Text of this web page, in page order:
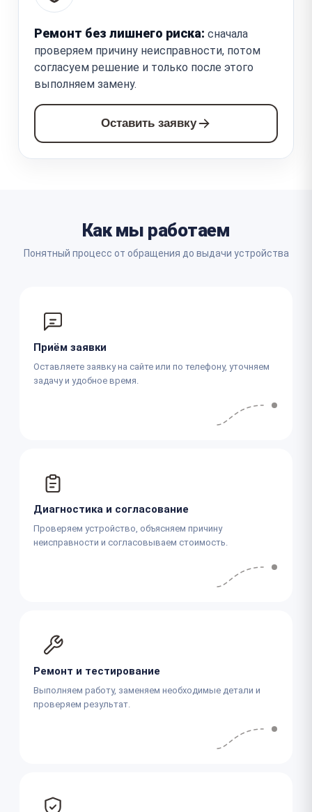
Ремонт без лишнего риска: сначала
проверяем причину неисправности, потом
согласуем решение и только после этого
выполняем замену.
Оставить заявку
Как мы работаем
Понятный процесс от обращения до выдачи устройства
Приём заявки
Оставляете заявку на сайте или по телефону, уточняем
задачу и удобное время.
Диагностика и согласование
Проверяем устройство, объясняем причину
неисправности и согласовываем стоимость.
Ремонт и тестирование
Выполняем работу, заменяем необходимые детали и
проверяем результат.